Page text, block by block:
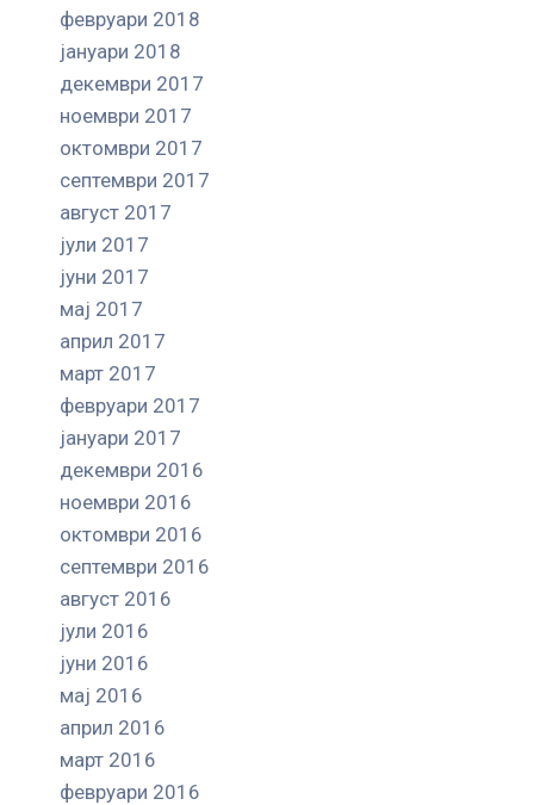
февруари 2018
јануари 2018
декември 2017
ноември 2017
октомври 2017
септември 2017
август 2017
јули 2017
јуни 2017
мај 2017
април 2017
март 2017
февруари 2017
јануари 2017
декември 2016
ноември 2016
октомври 2016
септември 2016
август 2016
јули 2016
јуни 2016
мај 2016
април 2016
март 2016
февруари 2016